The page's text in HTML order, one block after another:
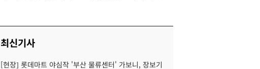
최신기사
[현장] 롯데마트 야심작 '부산 물류센터' 가보니, 장보기